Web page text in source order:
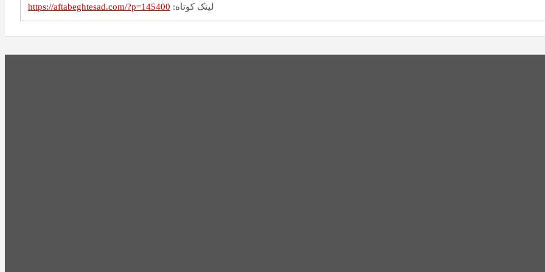
لینک کوتاه: https://aftabeghtesad.com/?p=145400